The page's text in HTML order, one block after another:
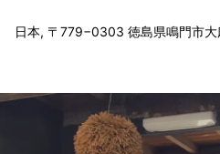
日本, 〒779−0303 徳島県鳴門市